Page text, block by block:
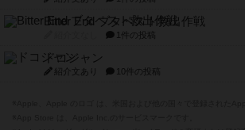
Bitter End ブタペスト救出作戦
1件の投稿
ドコジャン
紹介文あり 10件の投稿